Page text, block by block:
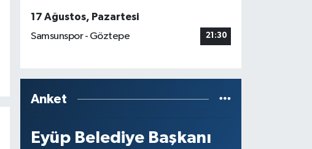
17 Ağustos, Pazartesi
Samsunspor - Göztepe
21:30
Anket
Eyüp Belediye Başkanı